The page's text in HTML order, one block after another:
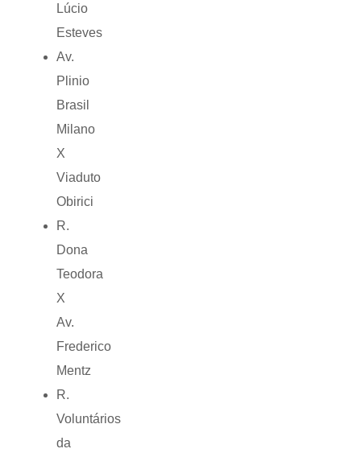
Lúcio
Esteves
Av.
Plinio
Brasil
Milano
X
Viaduto
Obirici
R.
Dona
Teodora
X
Av.
Frederico
Mentz
R.
Voluntários
da